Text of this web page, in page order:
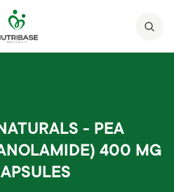
- PEA
400 MG